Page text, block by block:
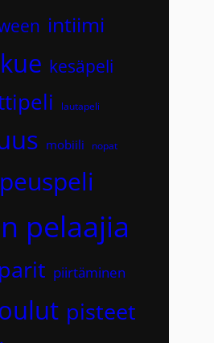
intiimi
kesäpeli
lautapeli
mobiili nopat
pelaajia
parit piirtäminen
pisteet